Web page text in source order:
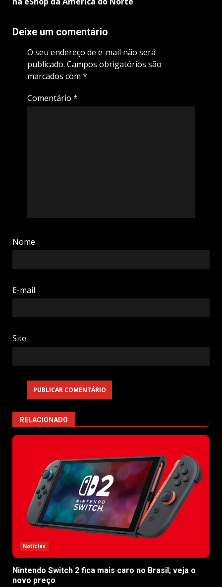
Deixe um comentário
O seu endereço de e-mail não será
publicado. Campos obrigatórios são
marcados com *
Comentário *
Nome
E-mail
Site
RELACIONADO
Notícias
Nintendo Switch 2 fica mais caro no Brasil; veja o
novo preço